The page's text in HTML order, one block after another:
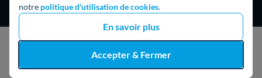
notre politique d'utilisation de cookies.
En savoir plus
Accepter & Fermer
J'obtiens un devis gratuit
4,9/5
16325 avisGoogle